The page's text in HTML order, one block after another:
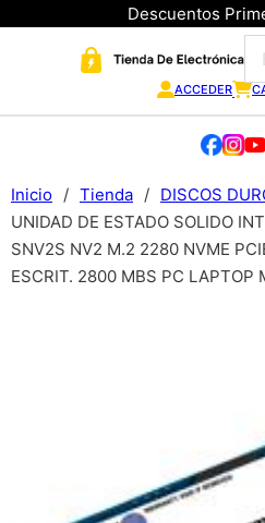
Descuentos
ACCEDER
Inicio / Tienda / DISCOS
UNIDAD DE ESTADO SOLIDO
SNV2S NV2 M.2 2280 NVME
ESCRIT. 2800 MBS PC LAPTOP